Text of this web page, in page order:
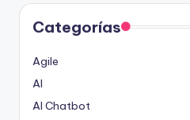
Categorías
Agile
AI
AI Chatbot